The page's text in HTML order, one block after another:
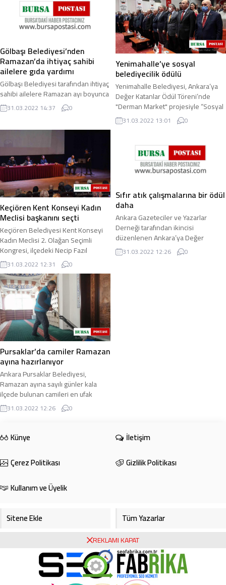
Gölbaşı Belediyesi’nden
Ramazan’da ihtiyaç sahibi
ailelere gıda yardımı
Gölbaşı Belediyesi tarafından ihtiyaç
sahibi ailelere Ramazan ayı boyunca
gıda paketi dağıtılacak. İçerisinde
temel gıda maddelerinin bulunduğu
31.03.2022 14:37 0
Yenimahalle’ye sosyal
belediyecilik ödülü
Yenimahalle Belediyesi, Ankara’ya
Değer Katanlar Ödül Töreni’nde
"Derman Market" projesiyle “Sosyal
Belediyecilik” ödülünü almaya hak
kazandı ...
31.03.2022 13:01 0
Keçiören Kent Konseyi Kadın
Meclisi başkanını seçti
Keçiören Belediyesi Kent Konseyi
Kadın Meclisi 2. Olağan Seçimli
Kongresi, ilçedeki Necip Fazıl
Kısakürek Sahnesi’nde Keçiören
Belediye Başkanı ...
31.03.2022 12:31 0
Sıfır atık çalışmalarına bir ödül
daha
Ankara Gazeteciler ve Yazarlar
Derneği tarafından ikincisi
düzenlenen Ankara’ya Değer
Katanlar Ödül Töreni’nde "Sıfır Atık
Yönetimi" ödülü Sincan ...
31.03.2022 12:26 0
Pursaklar’da camiler Ramazan
ayına hazırlanıyor
Ankara Pursaklar Belediyesi,
Ramazan ayına sayılı günler kala
ilçede bulunan camileri en ufak
ayrıntısına kadar temizleyip
dezenfekte ederek ...
31.03.2022 12:26 0
Künye
İletişim
Çerez Politikası
Gizlilik Politikası
Kullanım ve Üyelik
Sitene Ekle
Tüm Yazarlar
Foto Galeri
Video Galeri
Bursa Haberleri
REKLAMI KAPAT